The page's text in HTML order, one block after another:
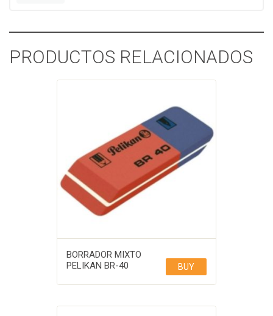
PRODUCTOS RELACIONADOS
BORRADOR MIXTO
PELIKAN BR-40
BUY